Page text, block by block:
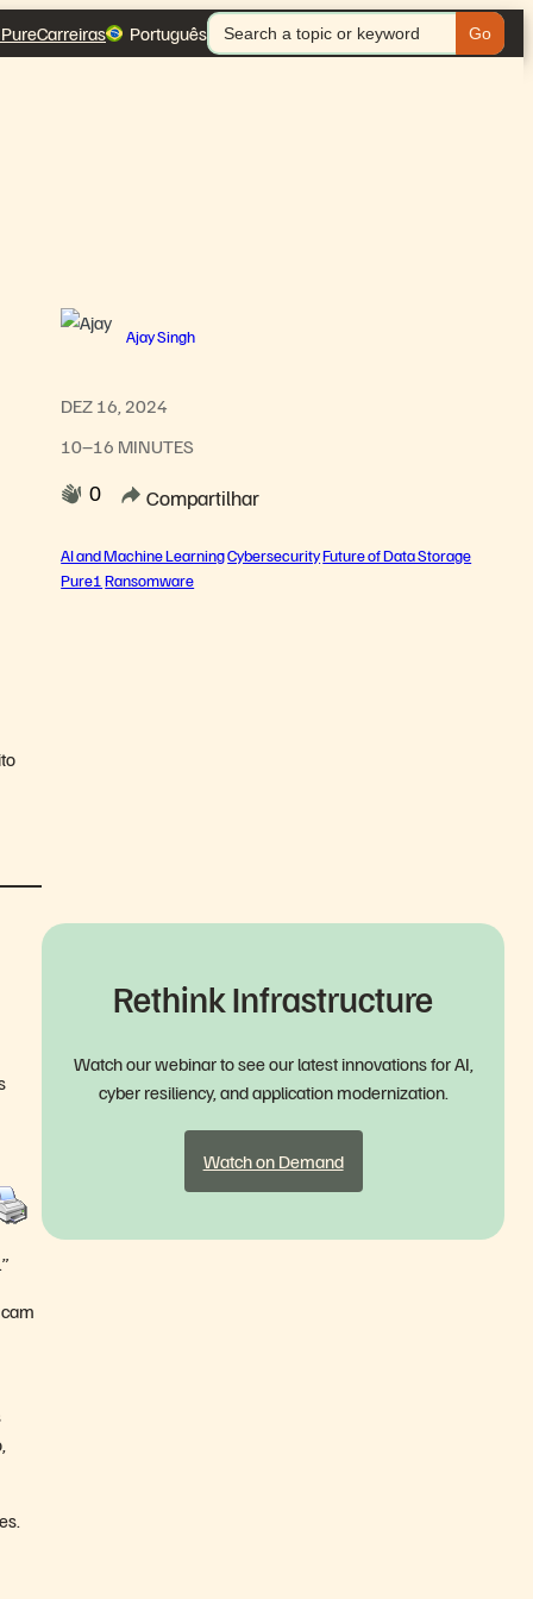
Carreiras Português
Search
for:
Ajay Singh
DEZ 16, 2024
10–16 MINUTES
0
Compartilhar
AI and Machine LearningCybersecurityFuture of Data Storage
Pure1 Ransomware
Rethink Infrastructure
Watch our webinar to see our latest innovations for AI,
cyber resiliency, and application modernization.
Watch on Demand